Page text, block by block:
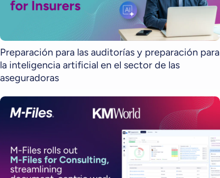
Preparación para las auditorías y preparación para
la inteligencia artificial en el sector de las
aseguradoras